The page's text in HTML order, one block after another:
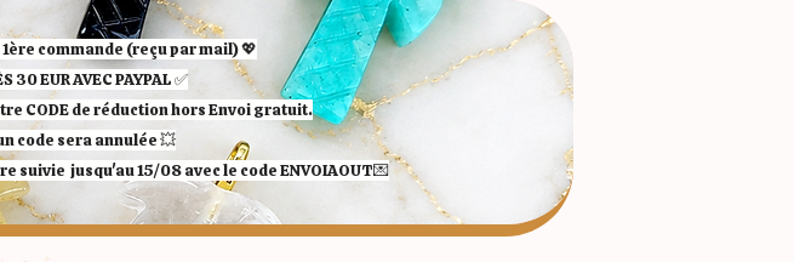
commande (reçu par mail) 💖
30 EUR AVEC PAYPAL​ ✅​​​​​​​
CODE de réduction hors Envoi gratuit.
code sera annulée 💥
suivie jusqu'au 15/08 avec le code ENVOIAOUT💌​